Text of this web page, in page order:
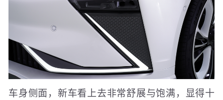
车身侧面，新车看上去非常舒展与饱满，显得十